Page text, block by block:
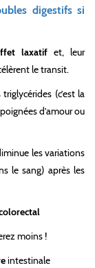
digestifs si
laxatif et, leur
le transit.
(c’est la
d’amour ou
les variations
le sang) après les
moins !
intestinale